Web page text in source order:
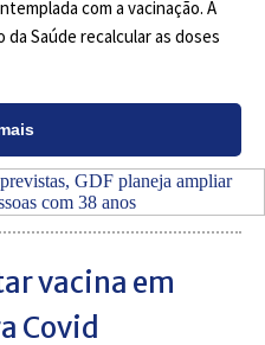
com a vacinação. A
Saúde recalcular as doses
vacina em
Covid